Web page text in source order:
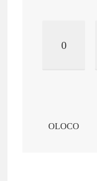
0
OLOCO